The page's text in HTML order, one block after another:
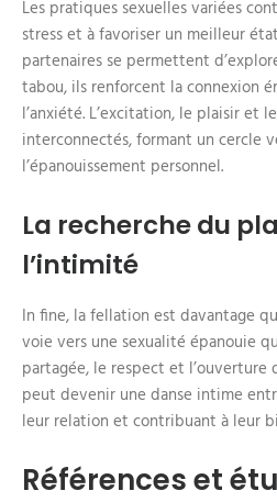
Les pratiques sexuelles variées
stress et à favoriser un meilleur
partenaires se permettent
tabou, ils renforcent la connexion
l’anxiété. L’excitation, le plaisir et
interconnectés, formant un cercle
l’épanouissement personnel.
La recherche du
l’intimité
In fine, la fellation est davantage
voie vers une sexualité épanouie
partagée, le respect et l’ouverture
peut devenir une danse intime
leur relation et contribuant à leur
Références et